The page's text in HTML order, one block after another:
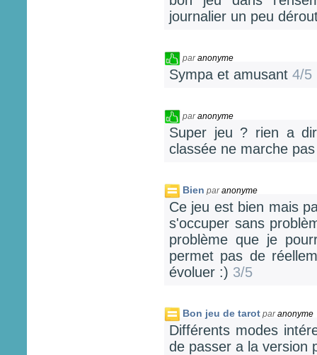
journalier un peu
paranonyme
Sympa et amusant 4/5
paranonyme
Super jeu ? rien a
classée ne marche
Bien paranonyme
Ce jeu est bien mais
s'occuper sans
problème que je
permet pas de
évoluer :) 3/5
Bon jeu de tarot paranonyme
Différents modes
de passer a la version